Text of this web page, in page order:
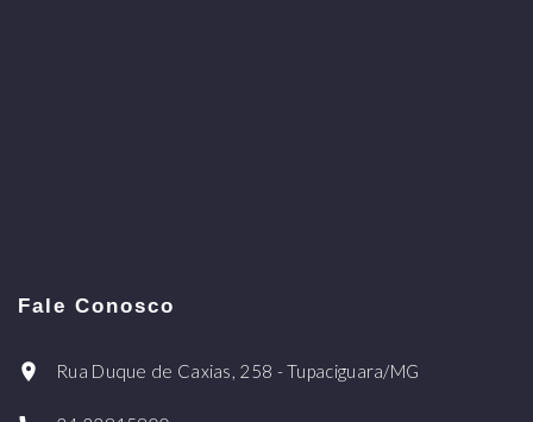
Fale Conosco
Rua Duque de Caxias, 258 - Tupaciguara/MG